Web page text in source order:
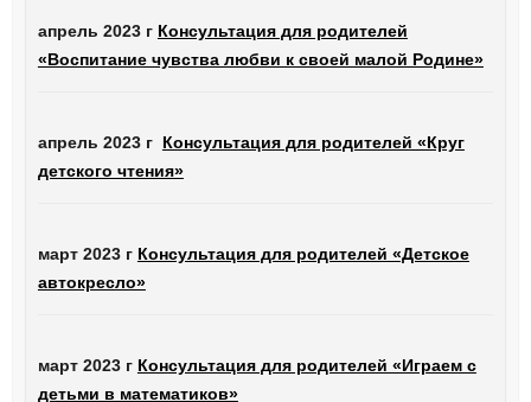
апрель 2023 г Консультация для родителей
«Воспитание чувства любви к своей малой Родине»
апрель 2023 г Консультация для родителей «Круг
детского чтения»
март 2023 г Консультация для родителей «Детское
автокресло»
март 2023 г Консультация для родителей «Играем с
детьми в математиков»